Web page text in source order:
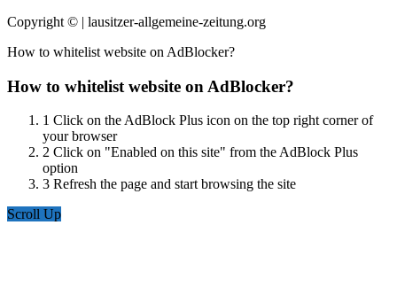
Copyright © | lausitzer-allgemeine-zeitung.org
How to whitelist website on AdBlocker?
How to whitelist website on AdBlocker?
1 Click on the AdBlock Plus icon on the top right corner of
your browser
2 Click on "Enabled on this site" from the AdBlock Plus
option
3 Refresh the page and start browsing the site
Scroll Up